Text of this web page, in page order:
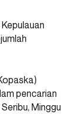
pencarian
Minggu